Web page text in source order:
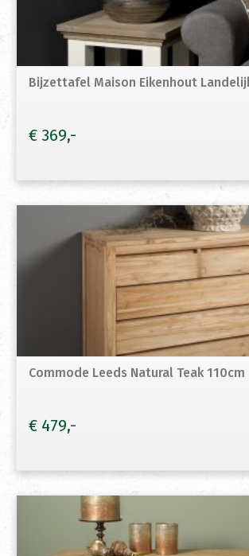
Bijzettafel Maison Eikenhout
€ 369
Commode Leeds Natural Teak 110cm
€ 479